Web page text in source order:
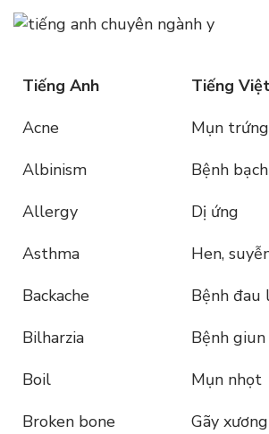
Tiếng Anh
Tiếng
Acne
Mụn
Albinism
Bệnh
Allergy
Dị ứng
Asthma
Hen,
Backache
Bệnh đau
Bilharzia
Bệnh giun
Boil
Mụn nhọt
Broken bone
Gãy xương